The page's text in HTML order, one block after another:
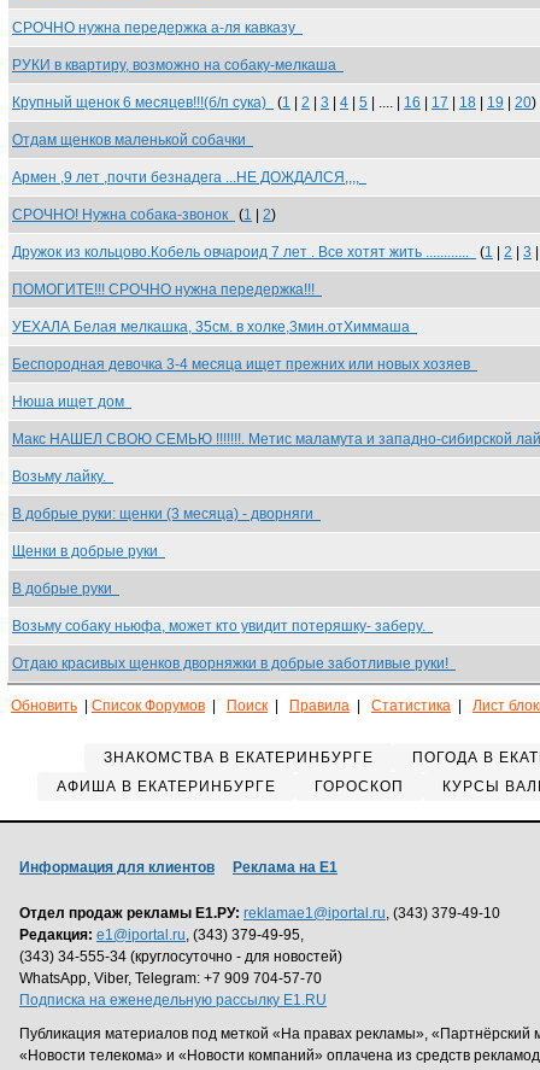
СРОЧНО нужна передержка а-ля кавказу
РУКИ в квартиру, возможно на собаку-мелкаша
Крупный щенок 6 месяцев!!!(б/п сука) (1 2 3 4 5 | .... | 16 17 18 19 20)
Отдам щенков маленькой собачки
Армен ,9 лет ,почти безнадега ...НЕ ДОЖДАЛСЯ,,,,
СРОЧНО! Нужна собака-звонок (1 2)
Дружок из кольцово.Кобель овчароид 7 лет . Все хотят жить ............ (1 2 3
ПОМОГИТЕ!!! СРОЧНО нужна передержка!!!
УЕХАЛА Белая мелкашка, 35см. в холке,3мин.отХиммаша
Беспородная девочка 3-4 месяца ищет прежних или новых хозяев
Нюша ищет дом
Макс НАШЕЛ СВОЮ СЕМЬЮ !!!!!!!. Метис маламута и западно-сибирской лай
Возьму лайку.
В добрые руки: щенки (3 месяца) - дворняги
Щенки в добрые руки
В добрые руки
Возьму собаку ньюфа, может кто увидит потеряшку- заберу.
Отдаю красивых щенков дворняжки в добрые заботливые руки!
Обновить Список Форумов Поиск Правила Статистика Лист
ЗНАКОМСТВА В ЕКАТЕРИНБУРГЕ ПОГОДА В
АФИША В ЕКАТЕРИНБУРГЕ
ГОРОСКОП КУРСЫ
Информация для клиентов Реклама на Е1
Отдел продаж рекламы Е1.РУ: reklamae1@iportal.ru, (343) 379-49-10
Редакция: e1@iportal.ru, (343) 379-49-95,
(343) 34-555-34 (круглосуточно - для новостей)
WhatsApp, Viber, Telegram: +7 909 704-57-70
Подписка на еженедельную рассылку E1.RU
Публикация материалов под меткой «На правах рекламы», «Партнёрский
«Новости телекома» и «Новости компаний» оплачена из средств